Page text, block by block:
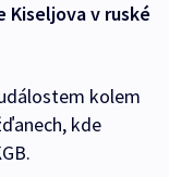
v ruské
kolem
kde